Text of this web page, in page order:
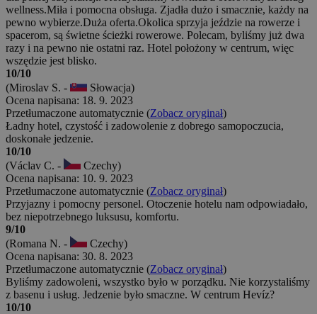
wellness.Miła i pomocna obsługa. Zjadła dużo i smacznie, każdy na
pewno wybierze.Duża oferta.Okolica sprzyja jeździe na rowerze i
spacerom, są świetne ścieżki rowerowe. Polecam, byliśmy już dwa
razy i na pewno nie ostatni raz. Hotel położony w centrum, więc
wszędzie jest blisko.
10/10
(Miroslav S. -
Słowacja)
Ocena napisana: 18. 9. 2023
Przetłumaczone automatycznie (Zobacz oryginał)
Ładny hotel, czystość i zadowolenie z dobrego samopoczucia,
doskonałe jedzenie.
10/10
(Václav C. -
Czechy)
Ocena napisana: 10. 9. 2023
Przetłumaczone automatycznie (Zobacz oryginał)
Przyjazny i pomocny personel. Otoczenie hotelu nam odpowiadało,
bez niepotrzebnego luksusu, komfortu.
9/10
(Romana N. -
Czechy)
Ocena napisana: 30. 8. 2023
Przetłumaczone automatycznie (Zobacz oryginał)
Byliśmy zadowoleni, wszystko było w porządku. Nie korzystaliśmy
z basenu i usług. Jedzenie było smaczne. W centrum Hevíz?
10/10